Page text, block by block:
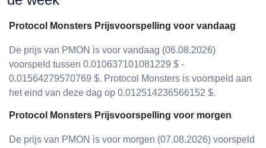
Protocol Monsters Prijsvoorspelling voor vandaag
De prijs van PMON is voor vandaag (06.08.2026)
voorspeld tussen 0.010637101081229 $ -
0.01564279570769 $. Protocol Monsters is voorspeld aan
het eind van deze dag op 0.012514236566152 $.
Protocol Monsters Prijsvoorspelling voor morgen
De prijs van PMON is voor morgen (07.08.2026) voorspeld